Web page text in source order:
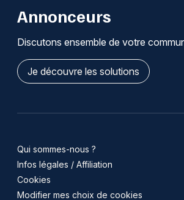
Annonceurs
Discutons ensemble de votre
Je découvre les solutions
Qui sommes-nous ?
Infos légales / Affiliation
Cookies
Modifier mes choix de cookies